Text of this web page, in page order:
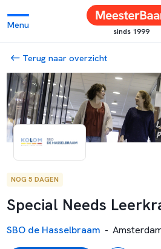
Menu
sinds 1999
Terug naar overzicht
NOG 5 DAGEN
Special Needs
SBO de Hasselbraam -